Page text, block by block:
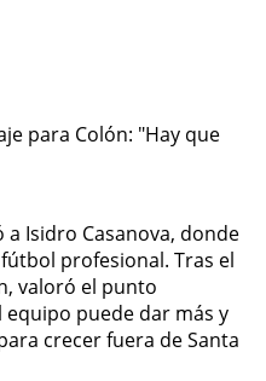
Isidro Casanova, donde
profesional. Tras el
valoró el punto
puede dar más y
crecer fuera de Santa